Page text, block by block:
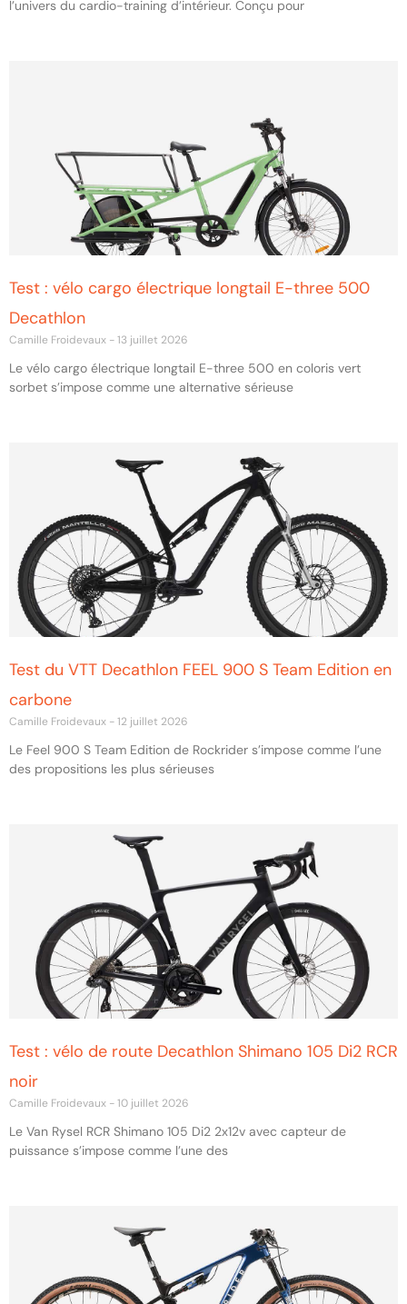
l’univers du cardio-training d’intérieur. Conçu pour
Test : vélo cargo électrique longtail E-three 500
Decathlon
Camille Froidevaux 13 juillet 2026
Le vélo cargo électrique longtail E-three 500 en coloris vert
sorbet s’impose comme une alternative sérieuse
Test du VTT Decathlon FEEL 900 S Team Edition en
carbone
Camille Froidevaux 12 juillet 2026
Le Feel 900 S Team Edition de Rockrider s’impose comme l’une
des propositions les plus sérieuses
Test : vélo de route Decathlon Shimano 105 Di2 RCR
noir
Camille Froidevaux 10 juillet 2026
Le Van Rysel RCR Shimano 105 Di2 2x12v avec capteur de
puissance s’impose comme l’une des